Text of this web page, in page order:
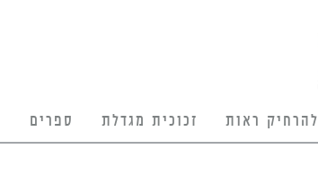
להרחיק ראות זכוכית מגדלת ספרים